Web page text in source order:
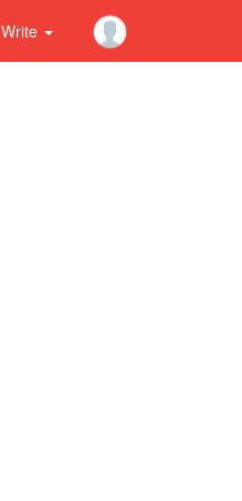
Write